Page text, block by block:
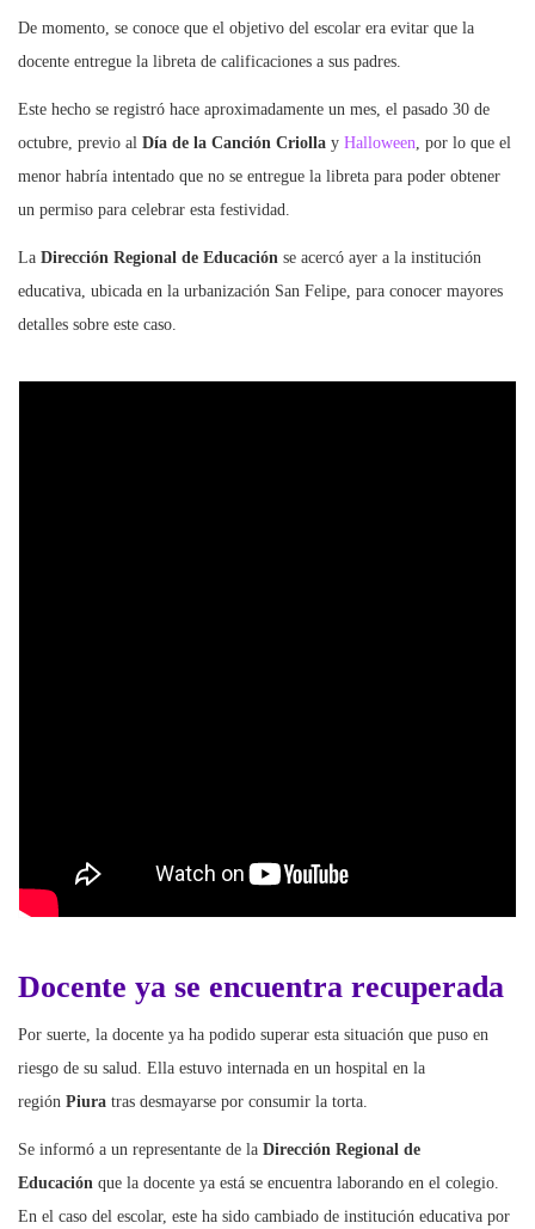
De momento, se conoce que el objetivo del escolar era evitar que la
docente entregue la libreta de calificaciones a sus padres.
Este hecho se registró hace aproximadamente un mes, el pasado 30 de
octubre, previo al Día de la Canción Criolla y Halloween, por lo que el
menor habría intentado que no se entregue la libreta para poder obtener
un permiso para celebrar esta festividad.
La Dirección Regional de Educación se acercó ayer a la institución
educativa, ubicada en la urbanización San Felipe, para conocer mayores
detalles sobre este caso.
Docente ya se encuentra recuperada
Por suerte, la docente ya ha podido superar esta situación que puso en
riesgo de su salud. Ella estuvo internada en un hospital en la
región Piura tras desmayarse por consumir la torta.
Se informó a un representante de la Dirección Regional de
Educación que la docente ya está se encuentra laborando en el colegio.
En el caso del escolar, este ha sido cambiado de institución educativa por